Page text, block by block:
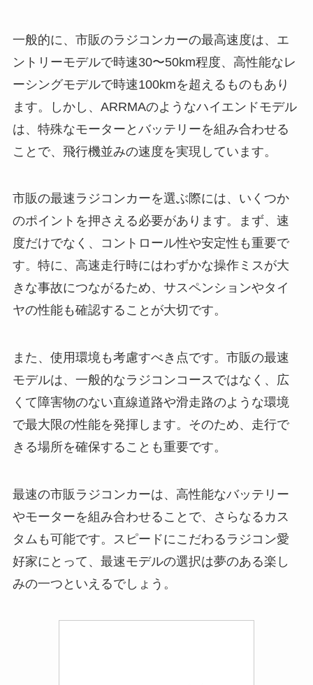
一般的に、市販のラジコンカーの最高速度は、エ
ントリーモデルで時速30〜50km程度、高性能なレ
ーシングモデルで時速100kmを超えるものもあり
ます。しかし、ARRMAのようなハイエンドモデル
は、特殊なモーターとバッテリーを組み合わせる
ことで、飛行機並みの速度を実現しています。
市販の最速ラジコンカーを選ぶ際には、いくつか
のポイントを押さえる必要があります。まず、速
度だけでなく、コントロール性や安定性も重要で
す。特に、高速走行時にはわずかな操作ミスが大
きな事故につながるため、サスペンションやタイ
ヤの性能も確認することが大切です。
また、使用環境も考慮すべき点です。市販の最速
モデルは、一般的なラジコンコースではなく、広
くて障害物のない直線道路や滑走路のような環境
で最大限の性能を発揮します。そのため、走行で
きる場所を確保することも重要です。
最速の市販ラジコンカーは、高性能なバッテリー
やモーターを組み合わせることで、さらなるカス
タムも可能です。スピードにこだわるラジコン愛
好家にとって、最速モデルの選択は夢のある楽し
みの一つといえるでしょう。